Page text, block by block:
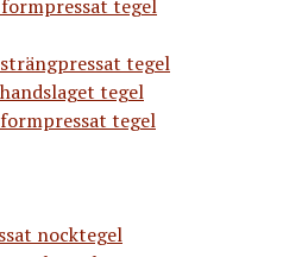
tegel
tegel
tegel
tegel
nocktegel